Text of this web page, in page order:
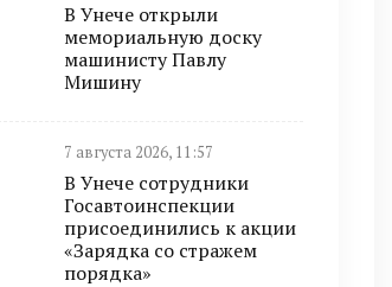
В Унече открыли
мемориальную доску
машинисту Павлу
Мишину
7 августа 2026, 11:57
В Унече сотрудники
Госавтоинспекции
присоединились к акции
«Зарядка со стражем
порядка»